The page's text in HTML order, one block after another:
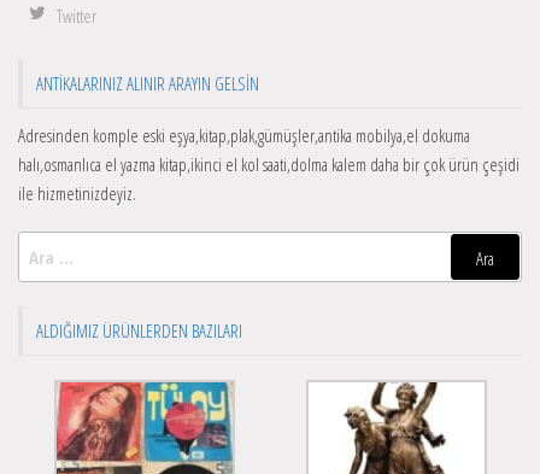
Twitter
ANTIKALARINIZ ALINIR ARAYIN GELSIN
Adresinden komple eski eşya,kitap,plak,gümüşler,antika mobilya,el dokuma
halı,osmanlıca el yazma kitap,ikinci el kol saati,dolma kalem daha bir çok ürün çeşidi
ile hizmetinizdeyiz.
ALDIĞIMIZ ÜRÜNLERDEN BAZILARI